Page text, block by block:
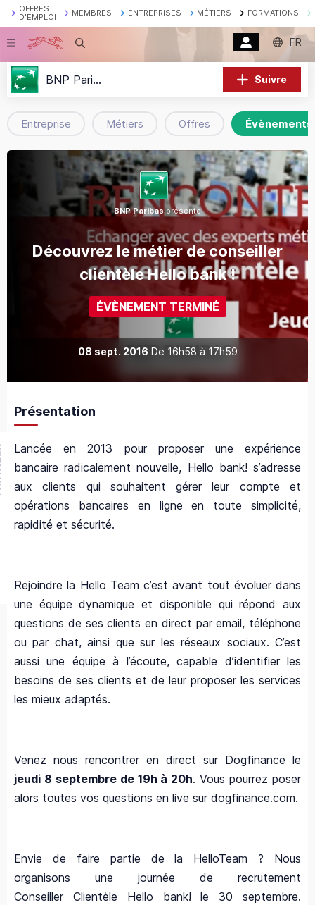
OFFRES
D'EMPLOI
MEMBRES ENTREPRISES MÉTIERS FORMATIONS
Recherche FR
BNP Paribas Suivre
Entreprise Métiers Offres Évènements
BNP Paribas présente
Découvrez le métier de conseiller
clientèle Hello bank !
ÉVÈNEMENT TERMINÉ
08 sept. 2016 De 16h58 à 17h59
Présentation
Lancée en 2013 pour proposer une expérience
bancaire radicalement nouvelle, Hello bank! s’adresse
aux clients qui souhaitent gérer leur compte et
opérations bancaires en ligne en toute simplicité,
rapidité et sécurité.
Rejoindre la Hello Team c’est avant tout évoluer dans
une équipe dynamique et disponible qui répond aux
questions de ses clients en direct par email, téléphone
ou par chat, ainsi que sur les réseaux sociaux. C’est
aussi une équipe à l’écoute, capable d’identifier les
besoins de ses clients et de leur proposer les services
les mieux adaptés.
Venez nous rencontrer en direct sur Dogfinance le
jeudi 8 septembre de 19h à 20h. Vous pourrez poser
alors toutes vos questions en live sur dogfinance.com.
Envie de faire partie de la HelloTeam ? Nous
organisons une journée de recrutement
Conseiller Clientèle Hello bank! le 30 septembre.